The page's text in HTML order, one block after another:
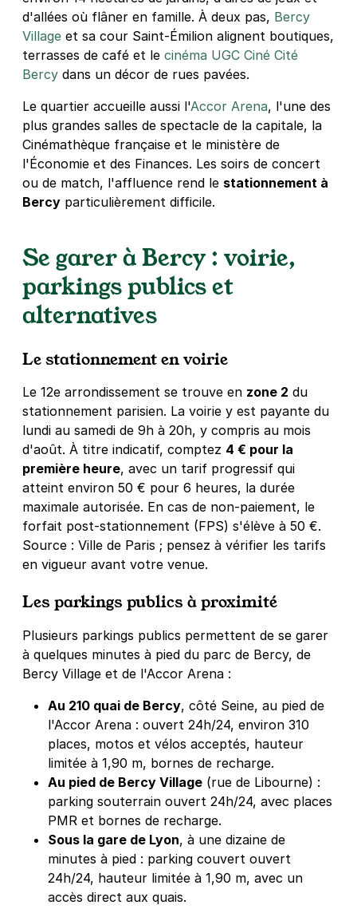
3 €/heure,29 €/jour, 89 €/semaine (tarifs dégressifs)
Réserver
+ Abonnements disponibles
Bercy - Paris 12
3 rue Nicolaï
75012Paris
4,3(124 avis)
36 €/jour,100 €/semaine(tarifs dégressifs)
+ Abonnements disponibles
Métro Dugommier - rue Jorge
6 rue Jorge Semprùn
4,5(74 avis)
29 €/jour,89 €/semaine(tarifs dégressifs)
Réserver
+ Abonnements disponibles
Paris - Bercy Arena - Gare de Bercy
8 rue Jorge Semprùn
75012Paris
4,5(557 avis)
3 €/heure,29 €/jour,89 €/semaine (tarifs dégressifs)
+ Abonnements disponibles
Paris - Bibliothèque François
Mitterrand - MK2
15 rue Emile Durkheim
75013 Paris
4,5(358 avis)
Réserver
+ Abonnements disponibles
Paris - Mairie du 12e - Jardin de
Reuilly
d'allées où flâner en famille. À deux pas, Bercy
Village et sa cour Saint-Émilion alignent boutiques,
terrasses de café et le cinéma UGC Ciné Cité
Bercy dans un décor de rues pavées.
Le quartier accueille aussi l'Accor Arena, l'une des
plus grandes salles de spectacle de la capitale, la
Cinémathèque française et le ministère de
l'Économie et des Finances. Les soirs de concert
ou de match, l'affluence rend le stationnement à
Bercy particulièrement difficile.
Se garer à Bercy : voirie,
parkings publics et
alternatives
Le stationnement en voirie
Le 12e arrondissement se trouve en zone 2 du
stationnement parisien. La voirie y est payante du
lundi au samedi de 9h à 20h, y compris au mois
d'août. À titre indicatif, comptez 4 € pour la
première heure, avec un tarif progressif qui
atteint environ 50 € pour 6 heures, la durée
maximale autorisée. En cas de non-paiement, le
forfait post-stationnement (FPS) s'élève à 50 €.
Source : Ville de Paris ; pensez à vérifier les tarifs
en vigueur avant votre venue.
Les parkings publics à proximité
Plusieurs parkings publics permettent de se garer
à quelques minutes à pied du parc de Bercy, de
Bercy Village et de l'Accor Arena :
Au 210 quai de Bercy, côté Seine, au pied de
l'Accor Arena : ouvert 24h/24, environ 310
places, motos et vélos acceptés, hauteur
limitée à 1,90 m, bornes de recharge.
Au pied de Bercy Village (rue de Libourne) :
parking souterrain ouvert 24h/24, avec places
PMR et bornes de recharge.
Sous la gare de Lyon, à une dizaine de
minutes à pied : parking couvert ouvert
24h/24, hauteur limitée à 1,90 m, avec un
accès direct aux quais.